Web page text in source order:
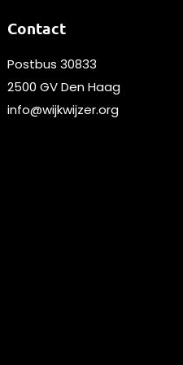
Contact
Postbus 30833
2500 GV Den Haag
info@wijkwijzer.org